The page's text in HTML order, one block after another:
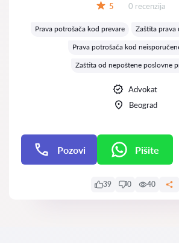
5 Recenzija:
0 recenzija
Prava potrošača kod prevare
Zaštita prava
Prava potrošača kod
Zaštita od nepoštene poslovne
Advokat
Beograd
Pozovi Pišite
39 0 40